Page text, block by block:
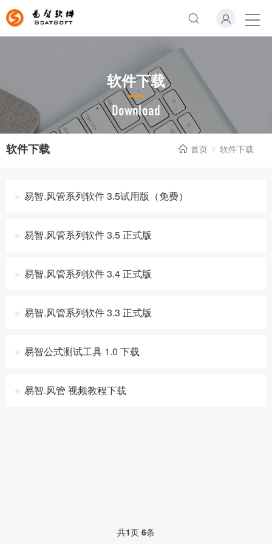
软件下载
Download
软件下载 首页 软件下载
易智.风管系列软件 3.5试用版（免费）
易智.风管系列软件 3.5 正式版
易智.风管系列软件 3.4 正式版
易智.风管系列软件 3.3 正式版
易智公式测试工具 1.0 下载
易智.风管 视频教程下载
共1页 6条